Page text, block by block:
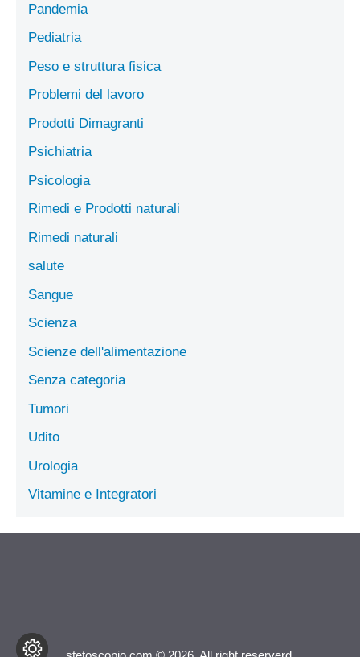
Pandemia
Pediatria
Peso e struttura fisica
Problemi del lavoro
Prodotti Dimagranti
Psichiatria
Psicologia
Rimedi e Prodotti naturali
Rimedi naturali
salute
Sangue
Scienza
Scienze dell'alimentazione
Senza categoria
Tumori
Udito
Urologia
Vitamine e Integratori